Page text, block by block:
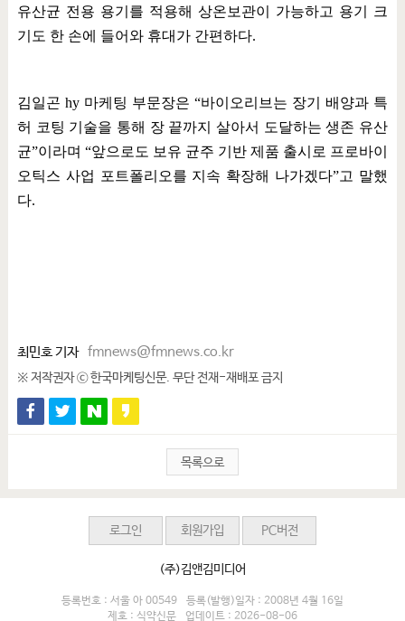
유산균 전용 용기를 적용해 상온보관이 가능하고 용기 크
기도 한 손에 들어와 휴대가 간편하다.
김일곤 hy 마케팅 부문장은“바이오리브는 장기 배양과 특
허 코팅 기술을 통해 장 끝까지 살아서 도달하는 생존 유산
균”이라며 “앞으로도 보유 균주 기반 제품 출시로 프로바이
오틱스 사업 포트폴리오를 지속 확장해 나가겠다”고 말했
다.
최민호 기자 fmnews@fmnews.co.kr
※ 저작권자 ⓒ 한국마케팅신문. 무단 전재-재배포 금지
목록으로
로그인 회원가입 PC버전
(주)김앤김미디어
등록번호 : 서울 아 00549
등록(발행)일자 : 2008년 4월 16일
제호 : 식약신문
업데이트 : 2026-08-06